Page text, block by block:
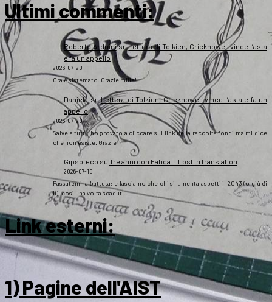
Ultimi commenti:
Roberto ArduinisuLettera di Tolkien, Crickhowell vince l’asta
e fa un appello
2026-07-20
Ora è sistemato. Grazie mille!
Daniela suLettera di Tolkien, Crickhowell vince l’asta e fa un
appello
2026-07-20
Salve a tutti, ho provato a cliccare sul link della raccolta fondi ma mi dice
che non esiste. Grazie
Gipsoteco su Tre anni con Fatica… Lost in translation
2026-07-10
Passatemi la battuta: e lasciamo che chi si lamenta aspetti il 2043 (o giù di
lì), così una volta scaduti…
Link esterni:
1) Pagine dell'AIST